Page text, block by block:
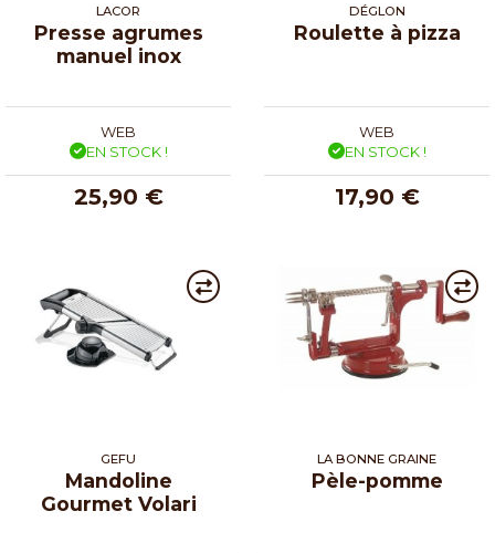
LACOR
Presse agrumes
manuel inox
WEB
EN STOCK !
25,90 €
DÉGLON
Roulette à pizza
WEB
EN STOCK !
17,90 €
GEFU
Mandoline
Gourmet Volari
LA BONNE GRAINE
Pèle-pomme